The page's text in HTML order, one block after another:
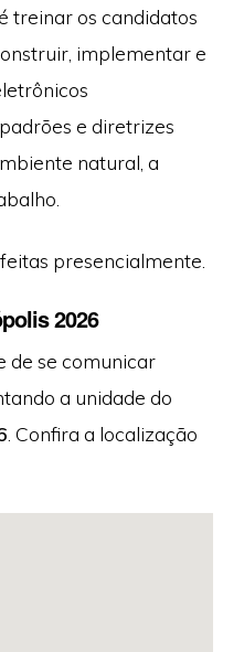
treinar os candidatos
implementar e
e diretrizes
natural, a
presencialmente.
2026
de se comunicar
a unidade do
. Confira a localização